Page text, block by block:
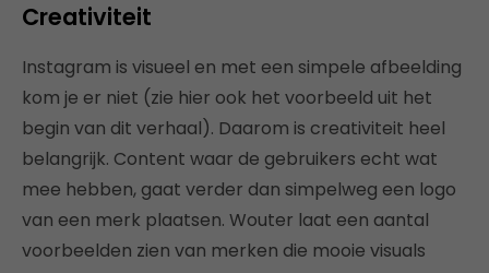
Creativiteit
Instagram is visueel en met een simpele afbeelding
kom je er niet (zie hier ook het voorbeeld uit het
begin van dit verhaal). Daarom is creativiteit heel
belangrijk. Content waar de gebruikers echt wat
mee hebben, gaat verder dan simpelweg een logo
van een merk plaatsen. Wouter laat een aantal
voorbeelden zien van merken die mooie visuals